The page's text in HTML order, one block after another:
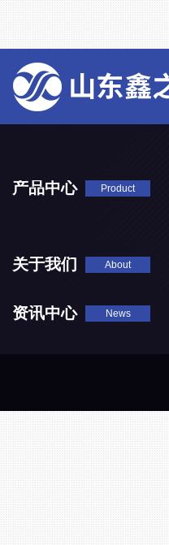
产品中心 Product
关于我们 About
资讯中心 News